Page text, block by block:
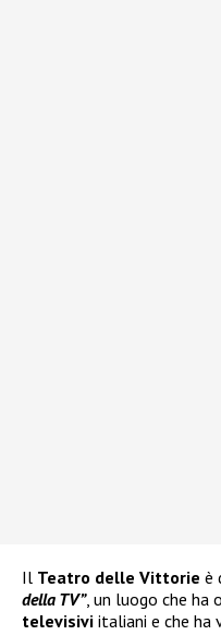
Il Teatro delle Vittorie è
della TV”, un luogo che ha
televisivi italiani e che ha